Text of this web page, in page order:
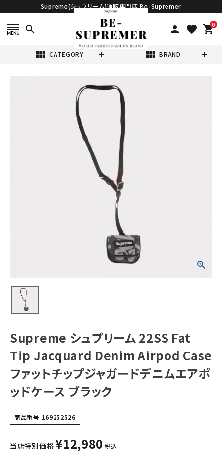
Supreme(シュプリーム)通販専門店 Be-Supremer
search person favorite 0
shopping_cart
view_module CATEGORY view_module BRAND
Tシャツ・ロングスリーブ
パーカー・トレーナー
キャップ・ハット
ニット帽・ビーニー
バックパック・リュック
その他バッグ類
スニーカー・ブーツ
パンツ・ショーツ
Supreme シュプリーム 22SS Fat
Tip Jacquard Denim Airpod Case
ファットチップジャガードデニムエアポ
ッドケース ブラック
商品番号 169252526
当店特別価格 ¥12,980 税込